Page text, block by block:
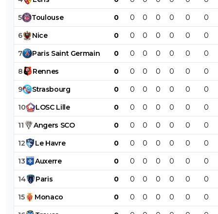
5 Toulouse 0 0 0 0 0 0 0
6 Nice 0 0 0 0 0 0 0
7 Paris Saint Germain 0 0 0 0 0 0 0
8 Rennes 0 0 0 0 0 0 0
9 Strasbourg 0 0 0 0 0 0 0
10 LOSC Lille 0 0 0 0 0 0 0
11 Angers SCO 0 0 0 0 0 0 0
12 Le Havre 0 0 0 0 0 0 0
13 Auxerre 0 0 0 0 0 0 0
14 Paris 0 0 0 0 0 0 0
15 Monaco 0 0 0 0 0 0 0